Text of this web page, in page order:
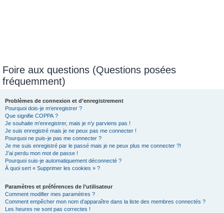
Foire aux questions (Questions posées
fréquemment)
Problèmes de connexion et d’enregistrement
Pourquoi dois-je m’enregistrer ?
Que signifie COPPA ?
Je souhaite m’enregistrer, mais je n’y parviens pas !
Je suis enregistré mais je ne peux pas me connecter !
Pourquoi ne puis-je pas me connecter ?
Je me suis enregistré par le passé mais je ne peux plus me connecter ?!
J’ai perdu mon mot de passe !
Pourquoi suis-je automatiquement déconnecté ?
À quoi sert « Supprimer les cookies » ?
Paramètres et préférences de l’utilisateur
Comment modifier mes paramètres ?
Comment empêcher mon nom d’apparaître dans la liste des membres connectés ?
Les heures ne sont pas correctes !